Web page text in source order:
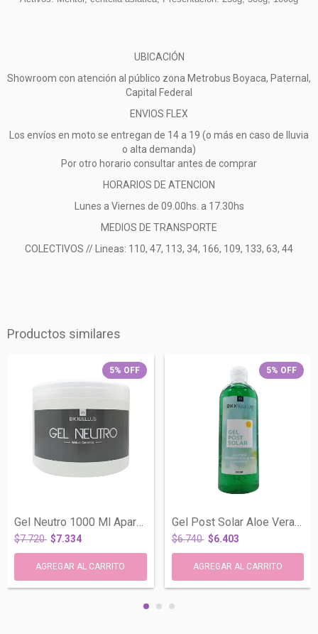
UBICACIÓN
Showroom con atención al público zona Metrobus Boyaca, Paternal,
Capital Federal
ENVIOS FLEX
Los envíos en moto se entregan de 14 a 19 (o más en caso de lluvia
o alta demanda)
Por otro horario consultar antes de comprar
HORARIOS DE ATENCION
Lunes a Viernes de 09.00hs. a 17.30hs
MEDIOS DE TRANSPORTE
COLECTIVOS // Lineas: 110, 47, 113, 34, 166, 109, 133, 63, 44
Productos similares
5% OFF
$7.720 $7.334
5% OFF
Gel Post Solar Aloe Vera Caléndula X 290...
$6.740 $6.403